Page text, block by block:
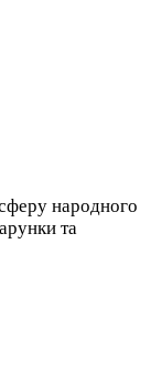
народного
та